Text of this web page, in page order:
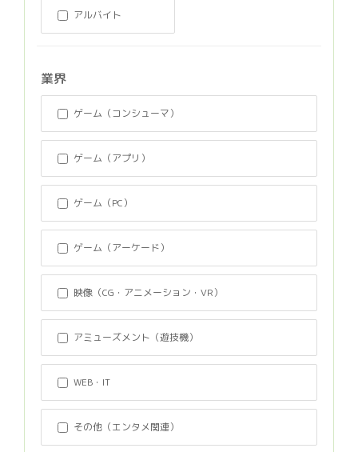
アルバイト
業界
ゲーム（コンシューマ）
ゲーム（アプリ）
ゲーム（PC）
ゲーム（アーケード）
映像（CG・アニメーション・VR）
アミューズメント（遊技機）
WEB・IT
その他（エンタメ関連）